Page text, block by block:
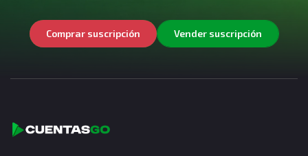
Comprar suscripción Vender suscripción